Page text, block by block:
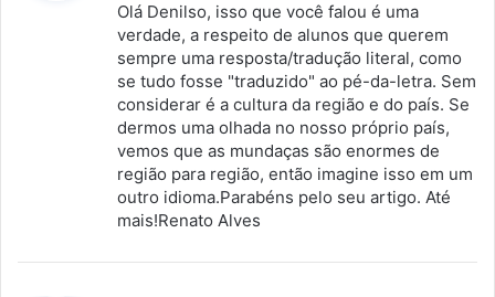
s
e
:
Olá Denilso, isso que você falou é uma
verdade, a respeito de alunos que querem
sempre uma resposta/tradução literal, como
se tudo fosse "traduzido" ao pé-da-letra. Sem
considerar é a cultura da região e do país. Se
dermos uma olhada no nosso próprio país,
vemos que as mundaças são enormes de
região para região, então imagine isso em um
outro idioma.Parabéns pelo seu artigo. Até
mais!Renato Alves